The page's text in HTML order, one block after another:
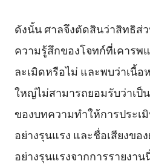
ดังนั้น ศาลจึงตัดสินว่าสิทธิส่
ความรู้สึกของโจทก์ที่เคารพ
ละเมิดหรือไม่ และพบว่าเนื้
ใหญ่ไม่สามารถยอมรับว่าเป็
ของบทความทำให้การประเ
อย่างรุนแรง และชื่อเสียงขอ
อย่างรุนแรงจากการรายงาน